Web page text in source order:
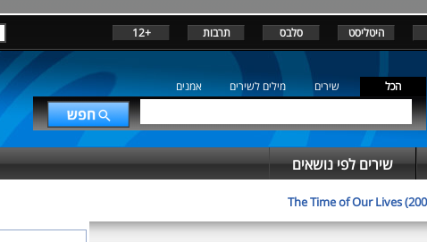
היטליסט סלבס תרבות +12
הכל שירים מילים לשירים אמנים
שירים לפי נושאים
The Time of Our Lives